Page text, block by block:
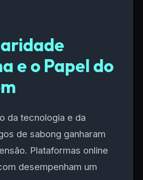
e o Papel do
da tecnologia e da
de sabong ganharam
Plataformas online
desempenham um